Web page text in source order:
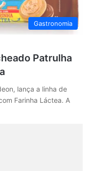
Gastronomia
Patrulha
lança a linha de
Farinha Láctea. A